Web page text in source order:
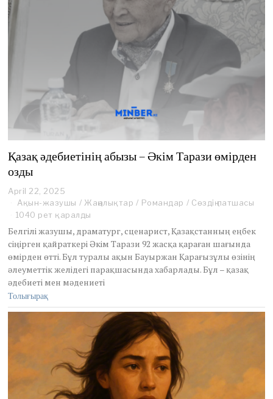
Қазақ әдебиетінің абызы – Әкім Тарази өмірден
озды
April 22, 2025
p
r
l
2
2
,
5
Ақын-жазушы / Жаңалықтар / Романдар / Сөздің патшасы
1040 рет қаралды
Белгілі жазушы, драматург, сценарист, Қазақстанның еңбек
сіңірген қайраткері Әкім Тарази 92 жасқа қараған шағында
өмірден өтті. Бұл туралы ақын Бауыржан Қарағызұлы өзінің
әлеуметтік желідегі парақшасында хабарлады. Бұл – қазақ
әдебиеті мен мәдениеті
Толығырақ